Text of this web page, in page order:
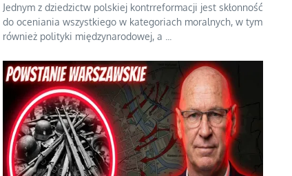
Jednym z dziedzictw polskiej kontrreformacji jest skłonność
do oceniania wszystkiego w kategoriach moralnych, w tym
również polityki międzynarodowej, a